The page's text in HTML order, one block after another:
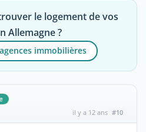
le logement de vos
Allemagne ?
immobilières
il y a 12 ans #10